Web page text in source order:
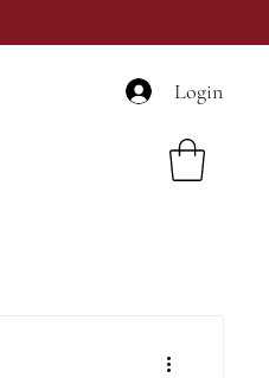
Login